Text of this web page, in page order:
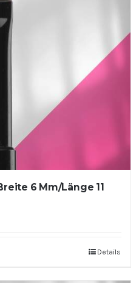
6 Mm/Länge 11
Details